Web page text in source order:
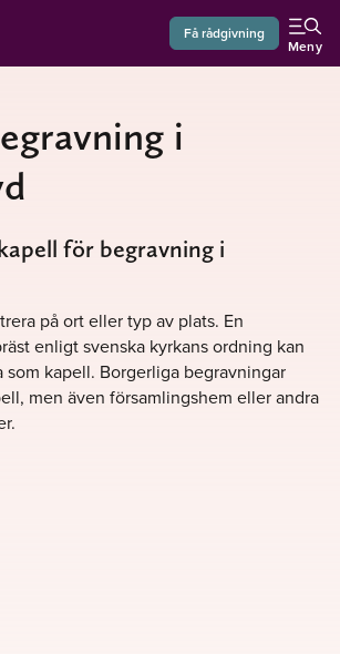
Få rådgivning
Meny
i
för begravning i
på ort eller typ av plats. En
enligt svenska kyrkans ordning kan
som kapell. Borgerliga begravningar
men även församlingshem eller andra